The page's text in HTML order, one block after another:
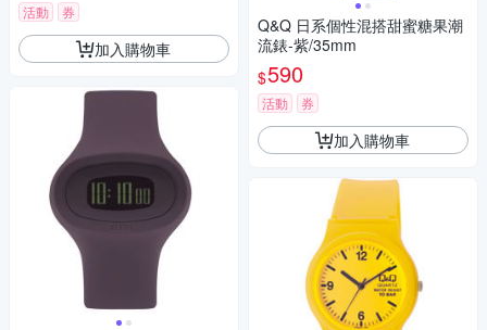
活動 券
加入購物車
Q&Q 日系個性混搭甜蜜糖果潮
流錶-紫/35mm
$590
活動 券
加入購物車